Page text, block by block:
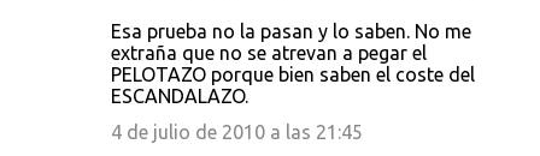
Esa prueba no la pasan y lo saben. No me
extraña que no se atrevan a pegar el
PELOTAZO porque bien saben el coste del
ESCANDALAZO.
4 de julio de 2010 a las 21:45